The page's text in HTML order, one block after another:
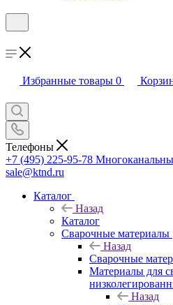
Избранные товары 0
Телефоны
+7 (495) 225-95-78
sale@ktnd.ru
Каталог
Назад
Каталог
Сварочные материалы
Назад
Сварочные
Материалы для
Назад